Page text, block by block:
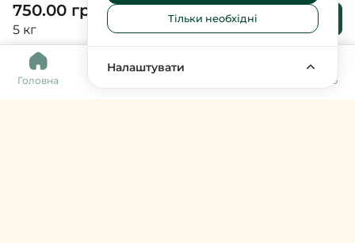
Головна Меню
750.00 грн
5 кг
кошика
Тільки необхідні
Налаштувати